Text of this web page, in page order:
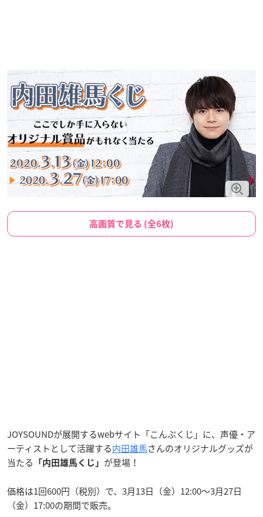
高画質で見る (全6枚)
JOYSOUNDが展開するwebサイト「こんぷくじ」に、声優・ア
ーティストとして活躍する内田雄馬さんのオリジナルグッズが
当たる
「内田雄馬くじ」 が登場！
価格は1回600円（税別）で、3月13日（金）12:00〜3月27日
（金）17:00の期間で販売。